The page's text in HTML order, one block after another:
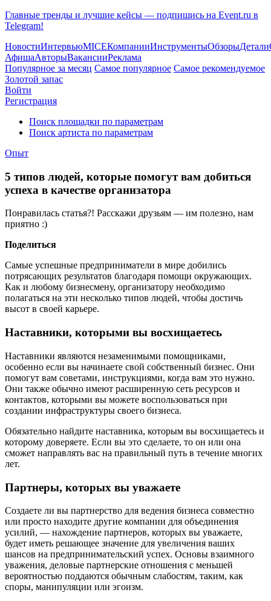
Главные тренды и лучшие кейсы — подпишись на Event.ru в
Telegram!
НовостиИнтервьюMICEКомпанииИнструментыОбзорыДетали
АфишаАвторыВакансииРеклама
Популярное за месяц Самое популярное Самое рекомендуемое
Золотой запас
Войти
Регистрация
Поиск площадки по параметрам
Поиск артиста по параметрам
Опыт
5 типов людей, которые помогут вам добиться
успеха в качестве организатора
Понравилась статья?! Расскажи друзьям — им полезно, нам
приятно :)
Поделиться
Самые успешные предприниматели в мире добились
потрясающих результатов благодаря помощи окружающих.
Как и любому бизнесмену, организатору необходимо
полагаться на эти несколько типов людей, чтобы достичь
высот в своей карьере.
Наставники, которыми вы восхищаетесь
Наставники являются незаменимыми помощниками,
особенно если вы начинаете свой собственный бизнес. Они
помогут вам советами, инструкциями, когда вам это нужно.
Они также обычно имеют расширенную сеть ресурсов и
контактов, которыми вы можете воспользоваться при
создании инфраструктуры своего бизнеса.
Обязательно найдите наставника, которым вы восхищаетесь и
которому доверяете. Если вы это сделаете, то он или она
сможет направлять вас на правильный путь в течение многих
лет.
Партнеры, которых вы уважаете
Создаете ли вы партнерство для ведения бизнеса совместно
или просто находите другие компании для объединения
усилий, — нахождение партнеров, которых вы уважаете,
будет иметь решающее значение для увеличения ваших
шансов на предпринимательский успех. Основы взаимного
уважения, деловые партнерские отношения с меньшей
вероятностью поддаются обычным слабостям, таким, как
споры, манипуляции или эгоизм.